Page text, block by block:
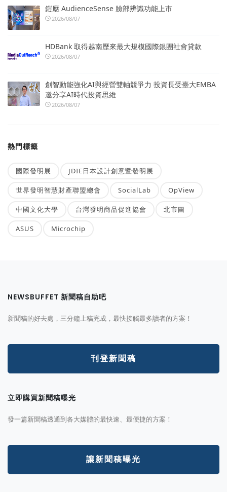
鎧應 AudienceSense 臉部辨識功能上市
2026/08/07
HDBank 取得越南歷來最大規模國際銀團社會貸款
2026/08/07
創智動能強化AI與經營雙軸競爭力 投資長受臺大EMBA
邀分享AI時代投資思維
2026/08/07
熱門標籤
國際發明展 JDIE日本設計創意暨發明展
世界發明智慧財產聯盟總會 SocialLab OpView
中國文化大學 台灣發明商品促進協會 北市圖
ASUS Microchip
NEWSBUFFET 新聞稿自助吧
新聞稿的好去處，三分鐘上稿完成，最快接觸最多讀者的方案！
刊登新聞稿
立即購買新聞稿曝光
發一篇新聞稿透通到各大媒體的最快速、最便捷的方案！
讓新聞稿曝光